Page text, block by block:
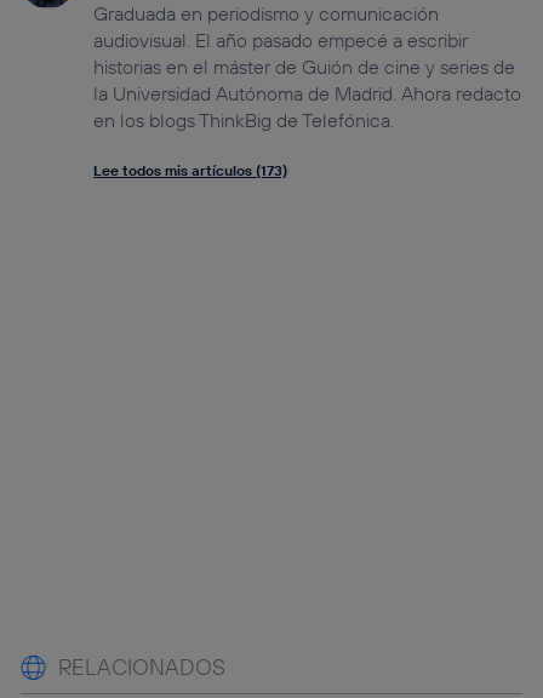
Graduada en periodismo y comunicación
audiovisual. El año pasado empecé a escribir
historias en el máster de Guión de cine y series de
la Universidad Autónoma de Madrid. Ahora redacto
en los blogs ThinkBig de Telefónica.
Lee todos mis artículos (173)
RELACIONADOS